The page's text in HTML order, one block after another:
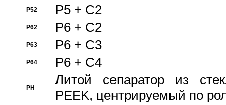
P52 P5 + C2
P62 P6 + C2
P63 P6 + C3
P64 P6 + C4
PH
Литой сепаратор из
PEEK, центрируемый по